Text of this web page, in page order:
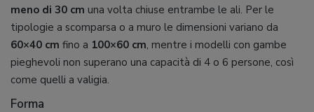
meno di 30 cm una volta chiuse entrambe le ali. Per le
tipologie a scomparsa o a muro le dimensioni variano da
60×40 cm fino a 100×60 cm, mentre i modelli con gambe
pieghevoli non superano una capacità di 4 o 6 persone, così
come quelli a valigia.
Forma